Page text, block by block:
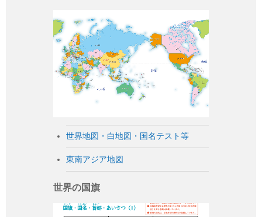
世界地図・白地図・国名テスト等
東南アジア地図
世界の国旗